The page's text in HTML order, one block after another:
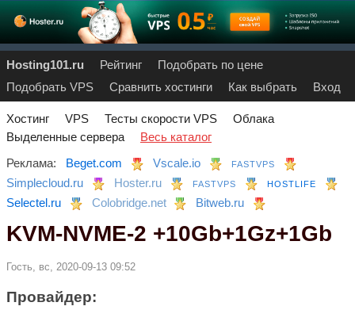
Hosting101.ru Рейтинг
Подобрать по цене
Подобрать VPS
Сравнить хостинги Как выбрать Вход
Хостинг VPS Тесты скорости VPS
Облака
Выделенные сервера
Весь каталог
Реклама:
Beget.com Vscale.io FASTVPS
Simplecloud.ru Hoster.ru FASTVPS HOSTLIFE
Selectel.ru Colobridge.net Bitweb.ru
KVM-NVME-2 +10Gb+1Gz+1Gb
Гость, вс, 2020-09-13 09:52
Провайдер: